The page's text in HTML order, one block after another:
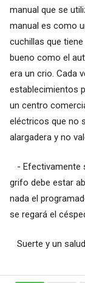
manual que se
manual es como
cuchillas que
bueno como el
era un crio. Cada
establecimientos
un centro
eléctricos que no
alargadera y no
- Efectivamente
grifo debe estar
nada el
se regará el
Suerte y un